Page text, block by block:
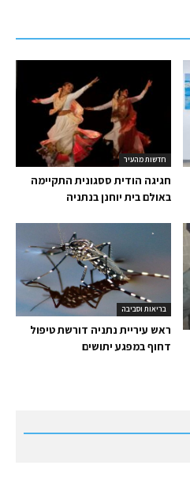
חדשות מהעיר
חגיגה הודית ססגונית התקיימה
באולם בית יוחנן בנתניה
בריאות וסביבה
ראש עיריית נתניה דורשת טיפול
דחוף במפגע יתושים